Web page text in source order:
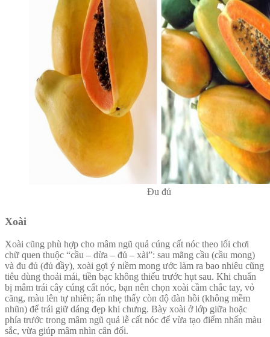
Đu đủ
Xoài
Xoài cũng phù hợp cho mâm ngũ quả cúng cất nóc theo lối chơi
chữ quen thuộc “cầu – dừa – đủ – xài”: sau mãng cầu (cầu mong)
và đu đủ (đủ đầy), xoài gợi ý niềm mong ước làm ra bao nhiêu cũng
tiêu dùng thoải mái, tiền bạc không thiếu trước hụt sau. Khi chuẩn
bị mâm trái cây cúng cất nóc, bạn nên chọn xoài cầm chắc tay, vỏ
căng, màu lên tự nhiên; ấn nhẹ thấy còn độ đàn hồi (không mềm
nhũn) để trái giữ dáng đẹp khi chưng. Bày xoài ở lớp giữa hoặc
phía trước trong mâm ngũ quả lễ cất nóc để vừa tạo điểm nhấn màu
sắc, vừa giúp mâm nhìn cân đối.